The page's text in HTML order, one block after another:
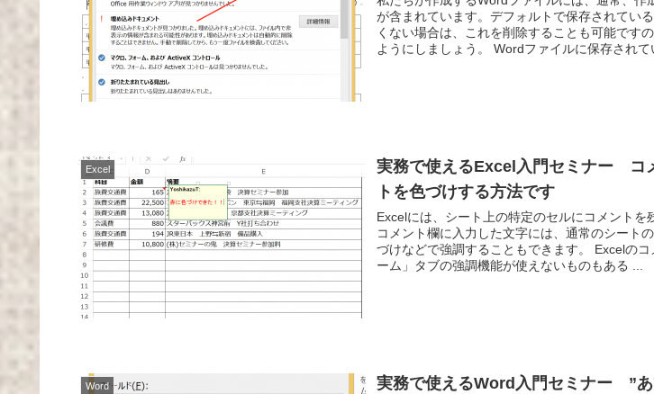
が含まれています。デフォルトで保存されてい
くない場合は、これを削除することも可能です
ようにしましょう。 Wordファイルに保存されて
Excel
実務で使えるExcel入門セミナー コ
トを色づけする方法です
Excelには、シート上の特定のセルにコメントを
コメント欄に入力した文字には、通常のシート
づけなどで強調することもできます。 Excelの
ーム」タブの強調機能が使えないものもある ...
Word
実務で使えるWord入門セミナー ”